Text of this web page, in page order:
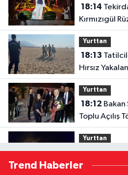
18:14
Kırmızıgül
Yurttan
18:13
Hırsız
Yurttan
18:12
Toplu Açılış
Yurttan
18:12Sivas'ta Buğday Tarlasında
Yangın: 20
Trend Haberler